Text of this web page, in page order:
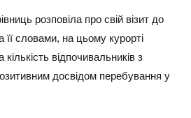
розповіла про свій візит до
словами, на цьому курорті
відпочивальників з
досвідом перебування у